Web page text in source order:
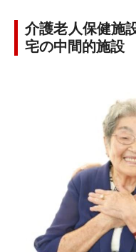
介護老人保健施
宅の中間的施設